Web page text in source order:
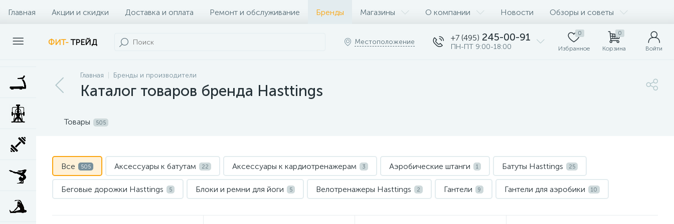
Главная Акции и скидки Доставка и оплата Ремонт и обслуживание Бренды Магазины О компании Новости Обзоры и советы
Наши клиенты Контакты
ФИТ-ТРЕЙД Местоположение +7 (495) 245-00-91
ПН-ПТ 9:00-18:00
0
Избранное
0
Корзина Войти
Главная Бренды и производители
Каталог товаров бренда Hasttings
Товары 505
Все 505 Аксессуары к батутам 22 Аксессуары к кардиотренажерам 3 Аэробические штанги 1 Батуты Hasttings 25
Беговые дорожки Hasttings 5 Блоки и ремни для йоги 5 Велотренажеры Hasttings 2 Гантели 9 Гантели для аэробики 10